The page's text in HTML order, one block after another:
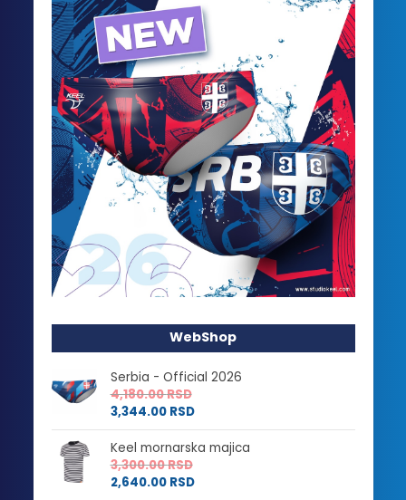
WebShop
Serbia - Official 2026
4,180.00RSD
3,344.00 RSD
Keel mornarska majica
3,300.00RSD
2,640.00 RSD